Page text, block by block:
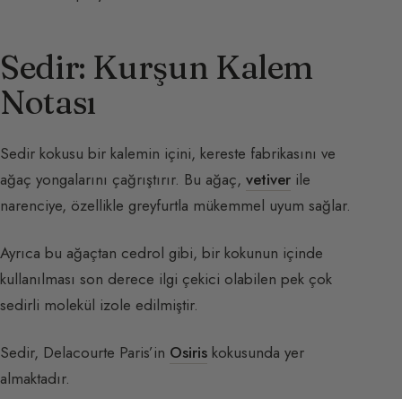
Sedir: Kurşun Kalem
Notası
Sedir kokusu bir kalemin içini, kereste fabrikasını ve
ağaç yongalarını çağrıştırır. Bu ağaç, vetiver ile
narenciye, özellikle greyfurtla mükemmel uyum sağlar.
Ayrıca bu ağaçtan cedrol gibi, bir kokunun içinde
kullanılması son derece ilgi çekici olabilen pek çok
sedirli molekül izole edilmiştir.
Sedir, Delacourte Paris’in Osiris kokusunda yer
almaktadır.